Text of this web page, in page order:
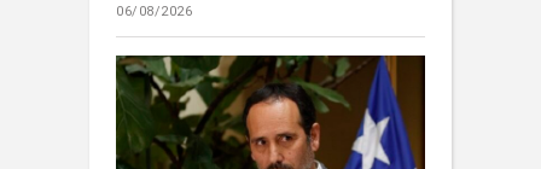
06/08/2026